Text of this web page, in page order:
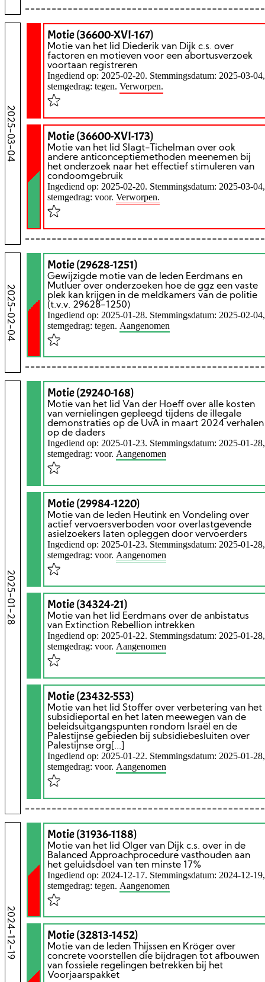
2025-03-04
Motie (36600-XVI-167)
Motie van het lid Diederik van Dijk c.s. over
factoren en motieven voor een abortusverzoek
voortaan registreren
Ingediend op: 2025-02-20. Stemmingsdatum: 2025-03-04,
stemgedrag: tegen. Verworpen.
Motie (36600-XVI-173)
Motie van het lid Slagt-Tichelman over ook
andere anticonceptiemethoden meenemen bij
het onderzoek naar het effectief stimuleren van
condoomgebruik
Ingediend op: 2025-02-20. Stemmingsdatum: 2025-03-04,
stemgedrag: voor. Verworpen.
2025-02-04
Motie (29628-1251)
Gewijzigde motie van de leden Eerdmans en
Mutluer over onderzoeken hoe de ggz een vaste
plek kan krijgen in de meldkamers van de politie
(t.v.v. 29628-1250)
Ingediend op: 2025-01-28. Stemmingsdatum: 2025-02-04,
stemgedrag: tegen. Aangenomen
2025-01-28
Motie (29240-168)
Motie van het lid Van der Hoeff over alle kosten
van vernielingen gepleegd tijdens de illegale
demonstraties op de UvA in maart 2024 verhalen
op de daders
Ingediend op: 2025-01-23. Stemmingsdatum: 2025-01-28,
stemgedrag: voor. Aangenomen
Motie (29984-1220)
Motie van de leden Heutink en Vondeling over
actief vervoersverboden voor overlastgevende
asielzoekers laten opleggen door vervoerders
Ingediend op: 2025-01-23. Stemmingsdatum: 2025-01-28,
stemgedrag: voor. Aangenomen
Motie (34324-21)
Motie van het lid Eerdmans over de anbistatus
van Extinction Rebellion intrekken
Ingediend op: 2025-01-22. Stemmingsdatum: 2025-01-28,
stemgedrag: voor. Aangenomen
Motie (23432-553)
Motie van het lid Stoffer over verbetering van het
subsidieportal en het laten meewegen van de
beleidsuitgangspunten rondom Israël en de
Palestijnse gebieden bij subsidiebesluiten over
Palestijnse org[...]
Ingediend op: 2025-01-22. Stemmingsdatum: 2025-01-28,
stemgedrag: voor. Aangenomen
2024-12-19
Motie (31936-1188)
Motie van het lid Olger van Dijk c.s. over in de
Balanced Approachprocedure vasthouden aan
het geluidsdoel van ten minste 17%
Ingediend op: 2024-12-17. Stemmingsdatum: 2024-12-19,
stemgedrag: tegen. Aangenomen
Motie (32813-1452)
Motie van de leden Thijssen en Kröger over
concrete voorstellen die bijdragen tot afbouwen
van fossiele regelingen betrekken bij het
Voorjaarspakket